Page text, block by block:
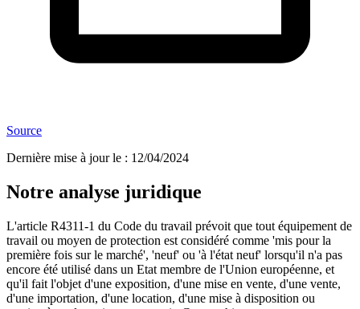
Source
Dernière mise à jour le : 12/04/2024
Notre analyse juridique
L'article R4311-1 du Code du travail prévoit que tout équipement de
travail ou moyen de protection est considéré comme 'mis pour la
première fois sur le marché', 'neuf' ou 'à l'état neuf' lorsqu'il n'a pas
encore été utilisé dans un Etat membre de l'Union européenne, et
qu'il fait l'objet d'une exposition, d'une mise en vente, d'une vente,
d'une importation, d'une location, d'une mise à disposition ou